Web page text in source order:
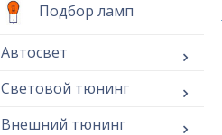
Подбор ламп
Автосвет
Световой тюнинг
Внешний тюнинг